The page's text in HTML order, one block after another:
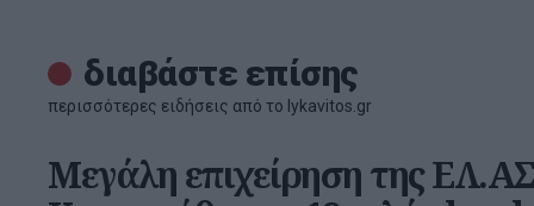
διαβάστε επίσης
περισσότερες ειδήσεις από το lykavitos.gr
Μεγάλη επιχείρηση της